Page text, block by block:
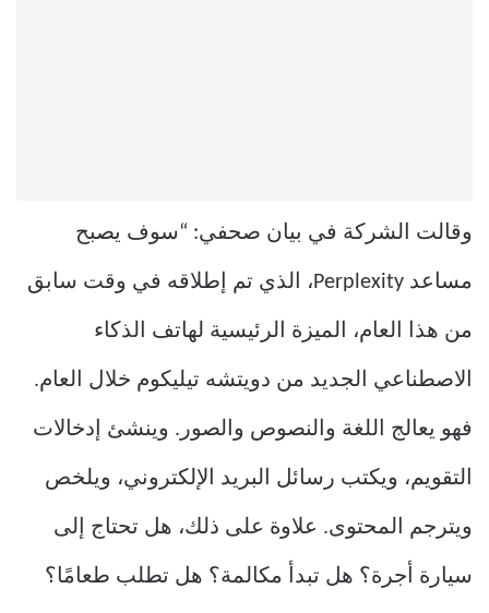
وقالت الشركة في بيان صحفي: “سوف يصبح
مساعد Perplexity، الذي تم إطلاقه في وقت سابق
من هذا العام، الميزة الرئيسية لهاتف الذكاء
الاصطناعي الجديد من دويتشه تيليكوم خلال العام.
فهو يعالج اللغة والنصوص والصور. وينشئ إدخالات
التقويم، ويكتب رسائل البريد الإلكتروني، ويلخص
ويترجم المحتوى. علاوة على ذلك، هل تحتاج إلى
سيارة أجرة؟ هل تبدأ مكالمة؟ هل تطلب طعامًا؟